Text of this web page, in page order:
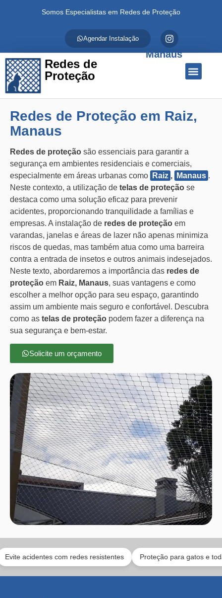
Somos Especialistas em Redes de Proteção
Agendar Instalação
Redes de
Proteção
Manaus
Redes de Proteção em Raiz,
Manaus
Redes de proteção são essenciais para garantir a
segurança em ambientes residenciais e comerciais,
especialmente em áreas urbanas como
Raiz , Manaus .
Neste contexto, a utilização de telas de proteção se
destaca como uma solução eficaz para prevenir
acidentes, proporcionando tranquilidade a famílias e
empresas. A instalação de redes de proteção em
varandas, janelas e áreas de lazer não apenas minimiza
riscos de quedas, mas também atua como uma barreira
contra a entrada de insetos e outros animais indesejados.
Neste texto, abordaremos a importância das redes de
proteção em Raiz, Manaus, suas vantagens e como
escolher a melhor opção para seu espaço, garantindo
assim um ambiente mais seguro e confortável. Descubra
como as telas de proteção podem fazer a diferença na
sua segurança e bem-estar.
Solicite um orçamento
com redes resistentes Proteção para gatos e toda a